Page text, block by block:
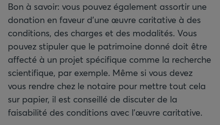
Bon à savoir: vous pouvez également assortir une
donation en faveur d'une œuvre caritative à des
conditions, des charges et des modalités. Vous
pouvez stipuler que le patrimoine donné doit être
affecté à un projet spécifique comme la recherche
scientifique, par exemple. Même si vous devez
vous rendre chez le notaire pour mettre tout cela
sur papier, il est conseillé de discuter de la
faisabilité des conditions avec l'œuvre caritative.